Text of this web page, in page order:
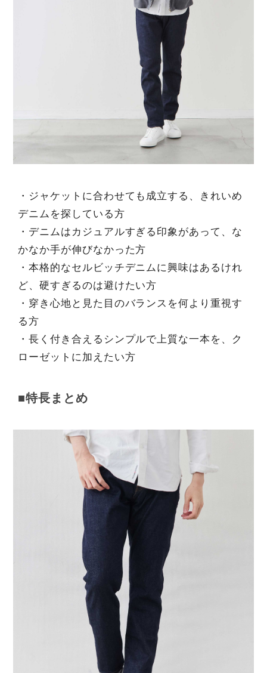
・ジャケットに合わせても成立する、きれいめ
デニムを探している方
・デニムはカジュアルすぎる印象があって、な
かなか手が伸びなかった方
・本格的なセルビッチデニムに興味はあるけれ
ど、硬すぎるのは避けたい方
・穿き心地と見た目のバランスを何より重視す
る方
・長く付き合えるシンプルで上質な一本を、ク
ローゼットに加えたい方
■特長まとめ